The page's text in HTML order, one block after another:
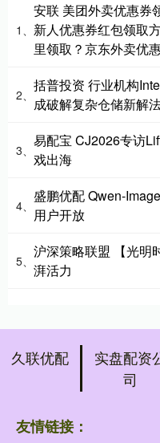
1、
安联 美团外卖优惠券
新人优惠券红包领取
里领取？京东外卖优
2、
括普投资 行业机构
成破解复杂仓储新解
3、
易配宝 CJ2026专访
戏出海
4、
盛鹏优配 Qwen-
用户开放
5、
沪深策略联盟 【光明
湃活力
久联优配
实盘配资
司
友情链接：